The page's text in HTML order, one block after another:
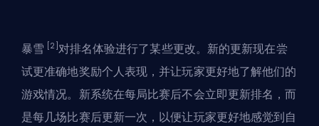
暴雪 [2]对排名体验进行了某些更改。新的更新现在尝
试更准确地奖励个人表现，并让玩家更好地了解他们的
游戏情况。新系统在每局比赛后不会立即更新排名，而
是每几场比赛后更新一次，以便让玩家更好地感觉到自